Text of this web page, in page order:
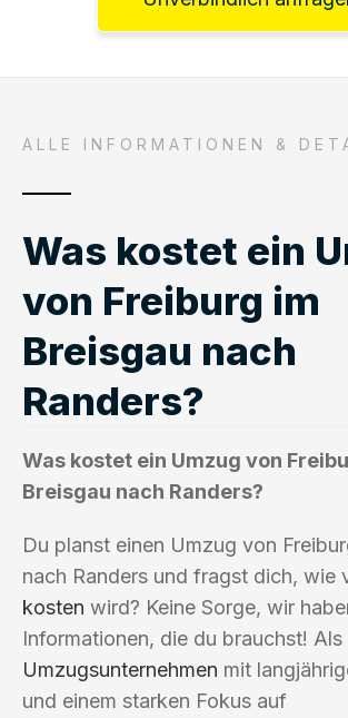
ALLE INFORMATIONEN &
Was kostet ein
von Freiburg im
Breisgau nach
Randers?
Was kostet ein Umzug von
Breisgau nach Randers?
Du planst einen Umzug von
nach Randers und fragst dich, wie
kosten wird? Keine Sorge, wir
Informationen, die du brauchst! Als
Umzugsunternehmen mit
und einem starken Fokus auf